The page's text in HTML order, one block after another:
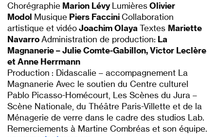
Chorégraphie Marion LévyLumièresOlivier
Modol Musique Piers FacciniCollaboration
artistique et vidéoJoachim OlayaTextes Mariette
NavarroAdministration de production: La
Magnanerie – Julie Comte-Gabillon, Victor Leclère
et Anne Herrmann
Production : Didascalie – accompagnement La
Magnanerie Avec le soutien du Centre culturel
Pablo Picasso-Homécourt, Les Scènes du Jura –
Scène Nationale, du Théâtre Paris-Villette et de la
Ménagerie de verre dans le cadre des studios Lab.
Remerciements à Martine Combréas et son équipe.